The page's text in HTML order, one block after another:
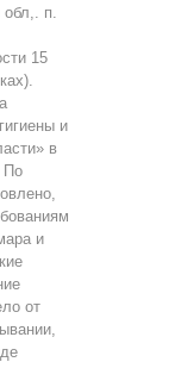
обл,. п.
15
и
в
По
и
от